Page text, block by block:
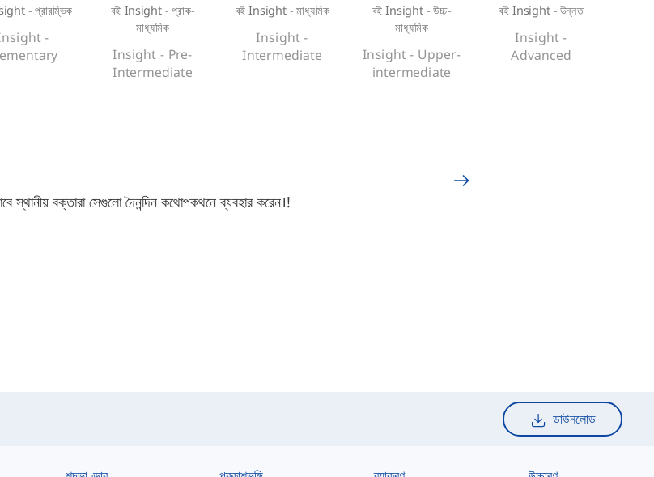
- প্রারম্ভিক
-
বই Insight - প্রাক-
মাধ্যমিক
Insight - Pre-
Intermediate
বই Insight - মাধ্যমিক
Insight -
Intermediate
বই Insight - উচ্চ-
মাধ্যমিক
Insight - Upper-
intermediate
বই Insight - উন্নত
Insight -
Advanced
স্থানীয় বক্তারা সেগুলো দৈনন্দিন কথোপকথনে ব্যবহার করেন।!
ডাউনলোড